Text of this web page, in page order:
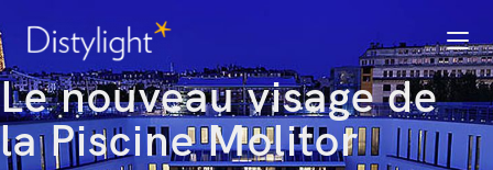
Le nouveau visage de
la Piscine Molitor